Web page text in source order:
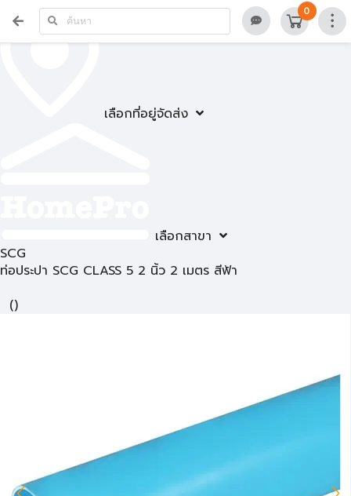
เลือกที่อยู่จัดส่ง
เลือกสาขา
0
SCG
ท่อประปา SCG CLASS 5 2 นิ้ว 2 เมตร สีฟ้า
()